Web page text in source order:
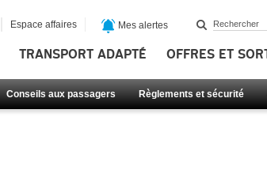
TRANSPORT ADAPTÉ OFFRES ET
Conseils aux passagers Règlements et sécurité
Espace affaires Mes alertes